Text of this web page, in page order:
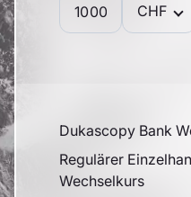
CHF
Dukascopy Bank
Regulärer
Wechselkurs